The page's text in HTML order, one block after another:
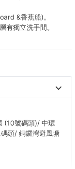
&香蕉船)。
有獨立洗手間。
(10號碼頭)/ 中環
頭/ 銅鑼灣避風塘